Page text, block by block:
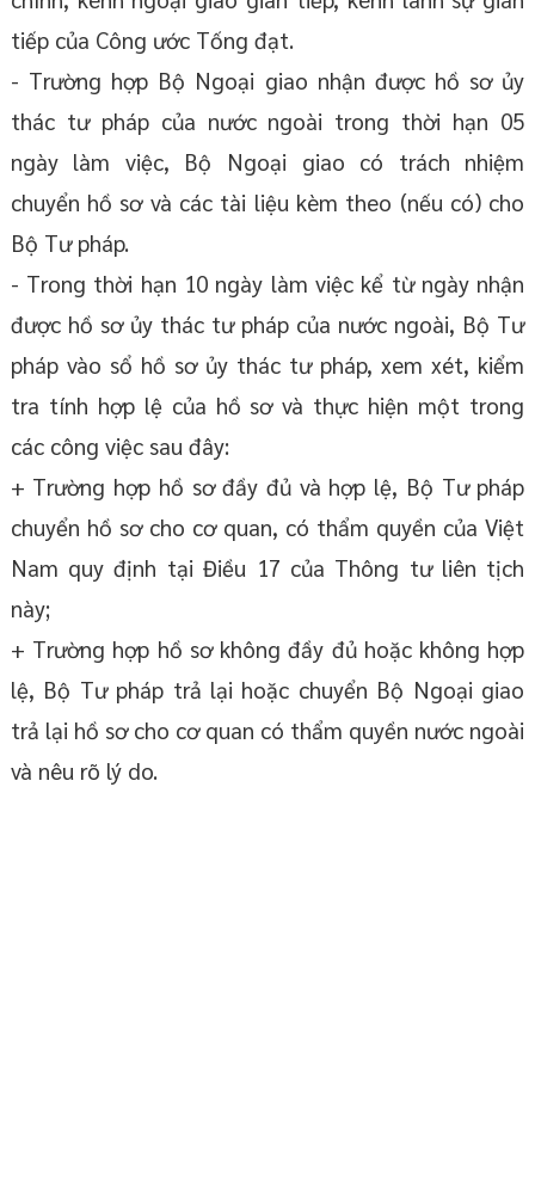
tiếp của Công ước Tống đạt.
- Trường hợp Bộ Ngoại giao nhận được hồ sơ ủy
thác tư pháp của nước ngoài trong thời hạn 05
ngày làm việc, Bộ Ngoại giao có trách nhiệm
chuyển hồ sơ và các tài liệu kèm theo (nếu có) cho
Bộ Tư pháp.
- Trong thời hạn 10 ngày làm việc kể từ ngày nhận
được hồ sơ ủy thác tư pháp của nước ngoài, Bộ Tư
pháp vào sổ hồ sơ ủy thác tư pháp, xem xét, kiểm
tra tính hợp lệ của hồ sơ và thực hiện một trong
các công việc sau đây:
+ Trường hợp hồ sơ đầy đủ và hợp lệ, Bộ Tư pháp
chuyển hồ sơ cho cơ quan, có thẩm quyền của Việt
Nam quy định tại Điều 17 của Thông tư liên tịch
này;
+ Trường hợp hồ sơ không đầy đủ hoặc không hợp
lệ, Bộ Tư pháp trả lại hoặc chuyển Bộ Ngoại giao
trả lại hồ sơ cho cơ quan có thẩm quyền nước ngoài
và nêu rõ lý do.